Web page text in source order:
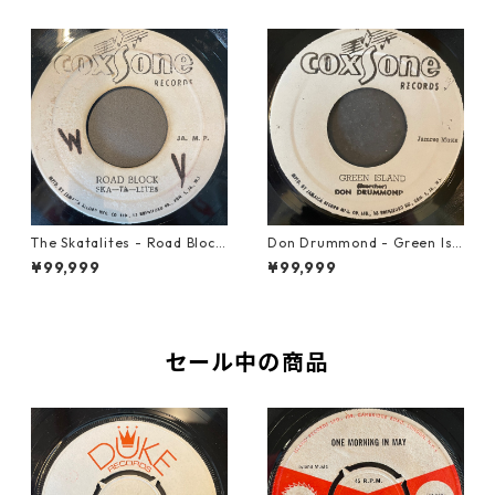
The Skatalites - Road Block
【7-21996】
¥99,999
Don Drummond - Green Isl
and【7-22018】
¥99,999
セール中の商品